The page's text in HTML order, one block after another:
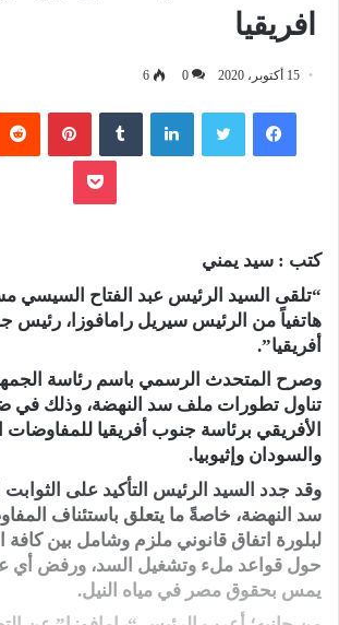
افريقيا
15 أكتوبر، 2020 0
6
فيسبوك تويتر لينكدإن بينتيريست
بوكيت
كتب : سيد يمني
“تلقى السيد الرئيس عبد الفتاح السيسي
هاتفياً من الرئيس سيريل رامافوزا، رئيس
أفريقيا”.
وصرح المتحدث الرسمي باسم رئاسة
تناول تطورات ملف سد النهضة، وذلك في
الأفريقي برئاسة جنوب أفريقيا للمفاوضات
والسودان وإثيوبيا.
وقد جدد السيد الرئيس التأكيد على
سد النهضة، خاصةً ما يتعلق باستئناف
لبلورة اتفاق قانوني ملزم وشامل بين كافة
حول قواعد ملء وتشغيل السد، ورفض أي
يمس بحقوق مصر في مياه النيل.